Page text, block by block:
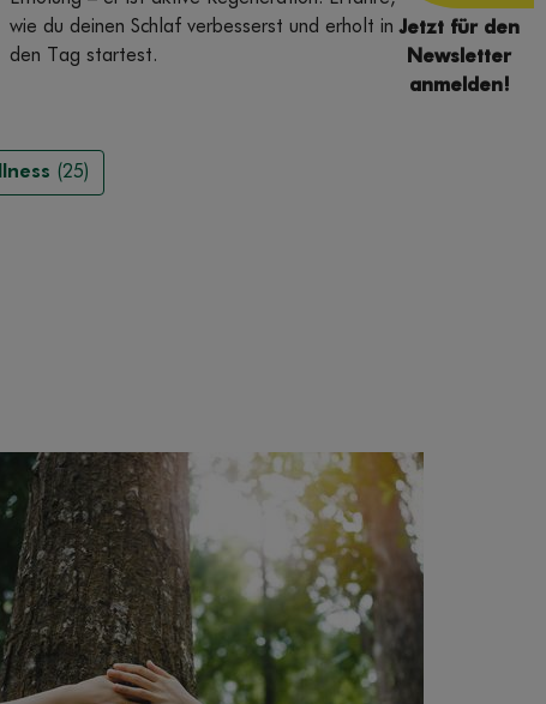
wie du deinen Schlaf verbesserst und erholt in
den Tag startest.
(25)
Jetzt für den
Newsletter
anmelden!